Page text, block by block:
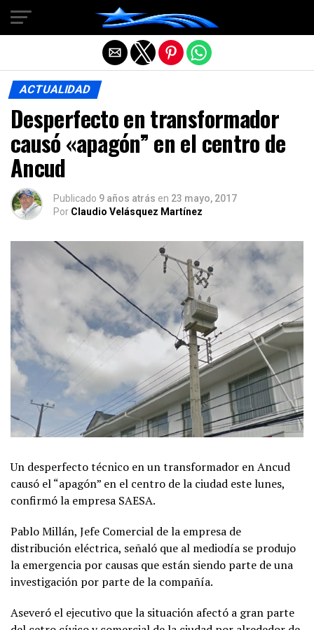
ACTUALIDAD
Desperfecto en transformador
causó «apagón” en el centro de
Ancud
Publicado 9 años atrás en 23 mayo, 2017
Por Claudio Velásquez Martínez
Un desperfecto técnico en un transformador en Ancud
causó el “apagón” en el centro de la ciudad este lunes,
confirmó la empresa SAESA.
Pablo Millán, Jefe Comercial de la empresa de
distribución eléctrica, señaló que al mediodía se produjo
la emergencia por causas que están siendo parte de una
investigación por parte de la compañía.
Aseveró el ejecutivo que la situación afectó a gran parte
Salir de la versión móvil